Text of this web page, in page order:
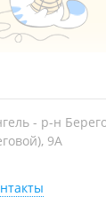
- р-н
9А